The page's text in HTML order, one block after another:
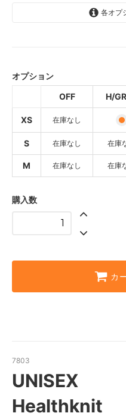
各オプ
オプション
OFF
H/
XS 在庫なし
S 在庫なし 在庫
M 在庫なし 在庫
購入数
カ
7803
UNISEX
Healthknit